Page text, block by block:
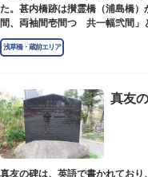
た。甚内橋跡は攅霊橋（浦島橋
間、両袖間壱間つゞ共一幅弐間
の石碑があります。
浅草橋・蔵前エリア
真友
真友の碑は、英語で書かれており